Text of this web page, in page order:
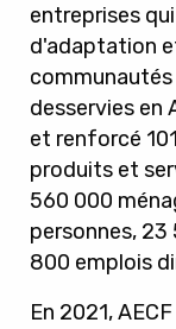
entreprises
d'adaptation
desservies en
et renforcé
produits et
560 000
personnes, 23
800 emplois
En 2021,